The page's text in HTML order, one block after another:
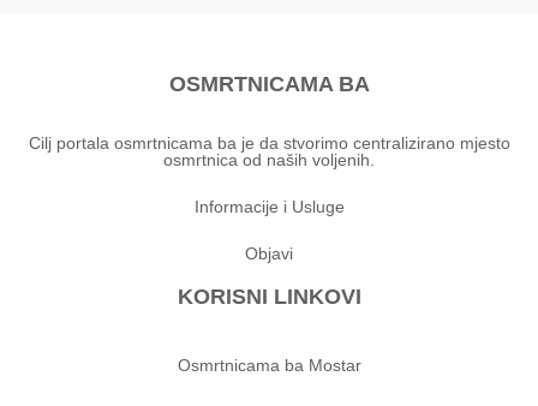
OSMRTNICAMA BA
Cilj portala osmrtnicama ba je da stvorimo centralizirano mjesto
osmrtnica od naših voljenih.
Informacije i Usluge
Objavi
KORISNI LINKOVI
Osmrtnicama ba Mostar